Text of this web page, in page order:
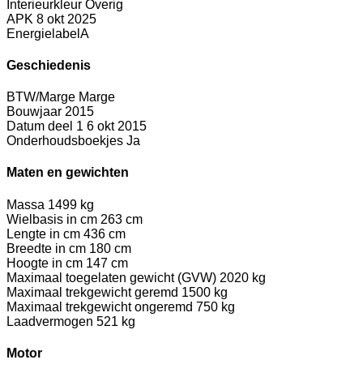
Interieurkleur Overig
APK 8 okt 2025
Energielabel A
Geschiedenis
BTW/Marge Marge
Bouwjaar 2015
Datum deel 1 6 okt 2015
Onderhoudsboekjes Ja
Maten en gewichten
Massa 1499 kg
Wielbasis in cm 263 cm
Lengte in cm 436 cm
Breedte in cm 180 cm
Hoogte in cm 147 cm
Maximaal toegelaten gewicht (GVW) 2020 kg
Maximaal trekgewicht geremd 1500 kg
Maximaal trekgewicht ongeremd 750 kg
Laadvermogen 521 kg
Motor